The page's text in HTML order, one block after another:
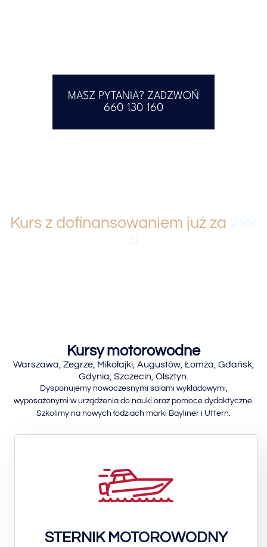
MASZ PYTANIA? ZADZWOŃ
660 130 160
Kurs z dofinansowaniem już za
Kursy motorowodne
Warszawa, Zegrze, Mikołajki, Augustów, Łomża, Gdańsk,
Gdynia, Szczecin, Olsztyn.
Dysponujemy nowoczesnymi salami wykładowymi,
wyposażonymi w urządzenia do nauki oraz pomoce dydaktyczne.
Szkolimy na nowych łodziach marki Bayliner i Uttern.
STERNIK MOTOROWODNY